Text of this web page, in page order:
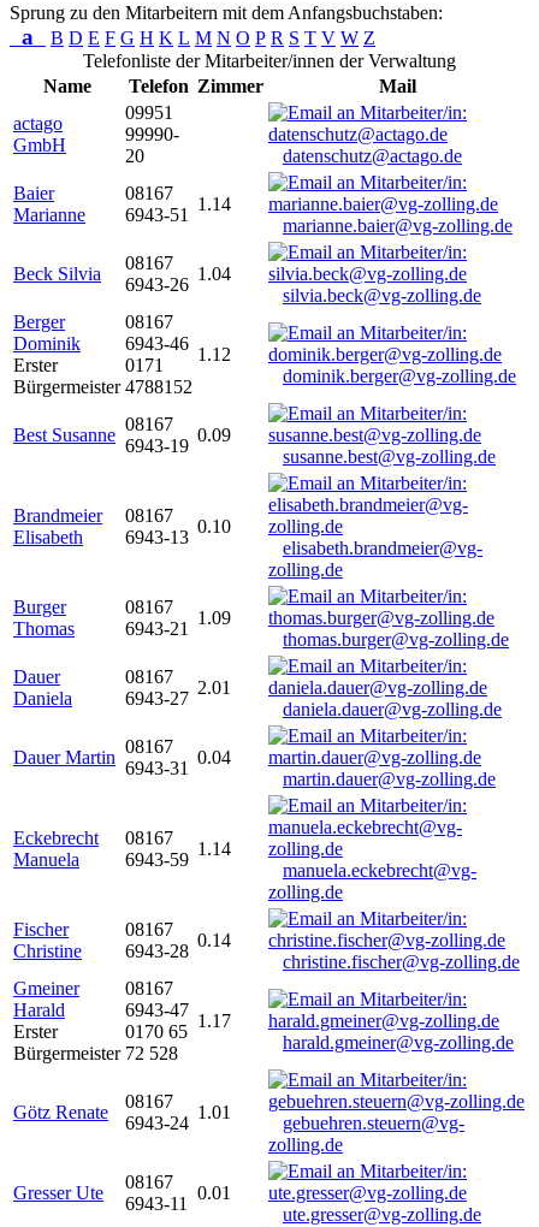
Sprung zu den Mitarbeitern mit dem Anfangsbuchstaben:
a B D E F G H K L M N O P R S T V W Z
Telefonliste der Mitarbeiter/innen der Verwaltung
Name
Telefon Zimmer
Mail
actago
GmbH
09951
99990-
20
datenschutz@actago.de
Baier
Marianne
08167
6943-51
1.14
marianne.baier@vg-zolling.de
Beck Silvia
08167
6943-26
1.04
silvia.beck@vg-zolling.de
Berger
Dominik
Erster
Bürgermeister
08167
6943-46
0171
4788152
1.12
dominik.berger@vg-zolling.de
Best Susanne
08167
6943-19
0.09
susanne.best@vg-zolling.de
Brandmeier
Elisabeth
08167
6943-13
0.10
elisabeth.brandmeier@vg-
zolling.de
Burger
Thomas
08167
6943-21
1.09
thomas.burger@vg-zolling.de
Dauer
Daniela
08167
6943-27
2.01
daniela.dauer@vg-zolling.de
Dauer Martin
08167
6943-31
0.04
martin.dauer@vg-zolling.de
Eckebrecht
Manuela
08167
6943-59
1.14
manuela.eckebrecht@vg-
zolling.de
Fischer
Christine
08167
6943-28
0.14
christine.fischer@vg-zolling.de
Gmeiner
Harald
Erster
Bürgermeister
08167
6943-47
0170 65
72 528
1.17
harald.gmeiner@vg-zolling.de
Götz Renate
08167
6943-24
1.01
gebuehren.steuern@vg-
zolling.de
Gresser Ute
08167
6943-11
0.01
ute.gresser@vg-zolling.de